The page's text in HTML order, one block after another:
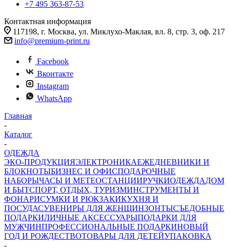
+7 495 363-87-53
Контактная информация
117198, г. Москва, ул. Миклухо-Маклая, вл. 8, стр. 3, оф. 217
info@premium-print.ru
Facebook
Вконтакте
Instagram
WhatsApp
Главная
-
Каталог
-
ОДЕЖДА
ЭКО-ПРОДУКЦИЯЭЛЕКТРОНИКАЕЖЕДНЕВНИКИ И
БЛОКНОТЫБИЗНЕС И ОФИСПОДАРОЧНЫЕ
НАБОРЫЧАСЫ И МЕТЕОСТАНЦИИРУЧКИОДЕЖДАДОМ
И БЫТСПОРТ, ОТДЫХ, ТУРИЗМИНСТРУМЕНТЫ И
ФОНАРИСУМКИ И РЮКЗАКИКУХНЯ И
ПОСУДАСУВЕНИРЫ ДЛЯ ЖЕНЩИНЗОНТЫСЪЕДОБНЫЕ
ПОДАРКИЛИЧНЫЕ АКСЕССУАРЫПОДАРКИ ДЛЯ
МУЖЧИНПРОФЕССИОНАЛЬНЫЕ ПОДАРКИНОВЫЙ
ГОД И РОЖДЕСТВОТОВАРЫ ДЛЯ ДЕТЕЙУПАКОВКА
-